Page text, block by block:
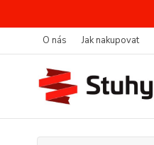
O nás Jak nakupovat